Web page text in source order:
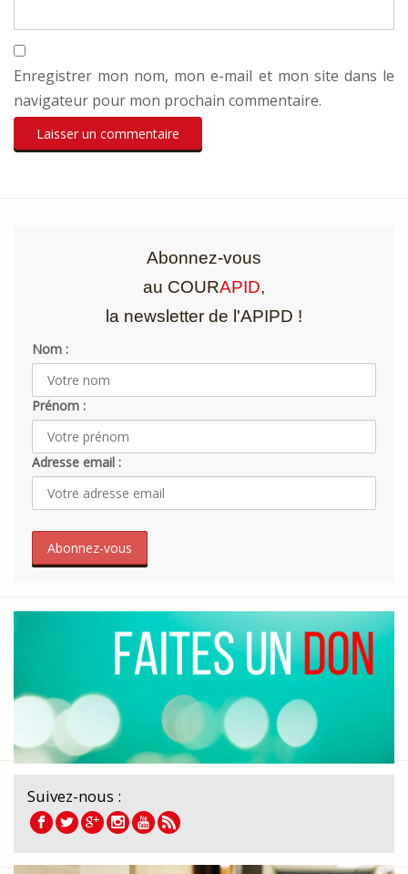
Enregistrer mon nom, mon e-mail et mon site dans le
navigateur pour mon prochain commentaire.
Abonnez-vous
au COURAPID,
la newsletter de l'APIPD !
Nom :
Prénom :
Adresse email :
Suivez-nous :